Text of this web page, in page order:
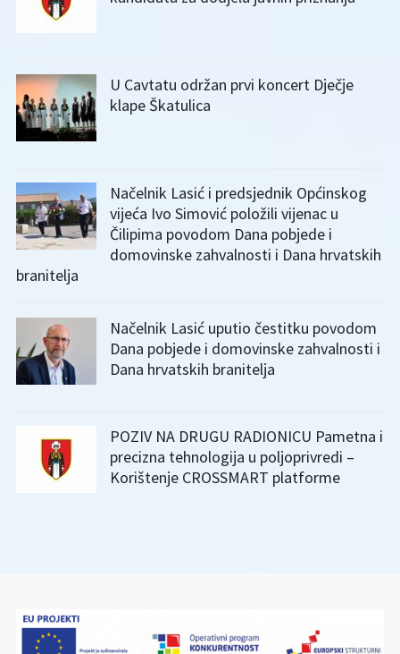
U Cavtatu održan prvi koncert Dječje
klape Škatulica
Načelnik Lasić i predsjednik Općinskog
vijeća Ivo Simović položili vijenac u
Čilipima povodom Dana pobjede i
domovinske zahvalnosti i Dana hrvatskih
branitelja
Načelnik Lasić uputio čestitku povodom
Dana pobjede i domovinske zahvalnosti i
Dana hrvatskih branitelja
POZIV NA DRUGU RADIONICU Pametna i
precizna tehnologija u poljoprivredi –
Korištenje CROSSMART platforme